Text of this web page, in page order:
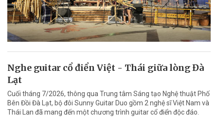
Nghe guitar cổ điển Việt - Thái giữa lòng Đà
Lạt
Cuối tháng 7/2026, thông qua Trung tâm Sáng tạo Nghệ thuật Phố
Bên Đồi Đà Lạt, bộ đôi Sunny Guitar Duo gồm 2 nghệ sĩ Việt Nam và
Thái Lan đã mang đến một chương trình guitar cổ điển độc đáo.